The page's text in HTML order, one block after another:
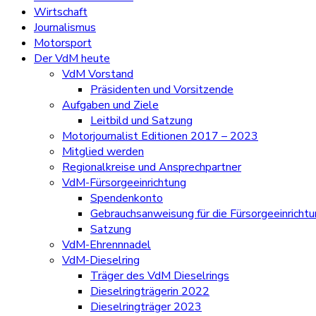
Wirtschaft
Journalismus
Motorsport
Der VdM heute
VdM Vorstand
Präsidenten und Vorsitzende
Aufgaben und Ziele
Leitbild und Satzung
Motorjournalist Editionen 2017 – 2023
Mitglied werden
Regionalkreise und Ansprechpartner
VdM-Fürsorgeeinrichtung
Spendenkonto
Gebrauchsanweisung für die
Satzung
VdM-Ehrennnadel
VdM-Dieselring
Träger des VdM Dieselrings
Dieselringträgerin 2022
Dieselringträger 2023